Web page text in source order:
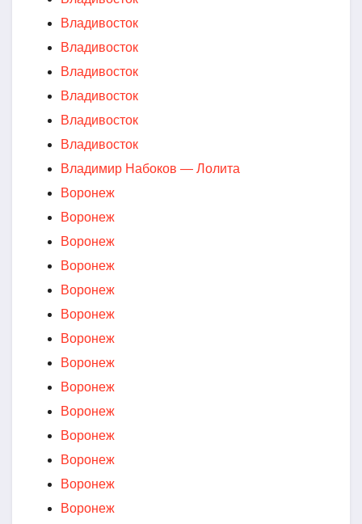
Владивосток
Владивосток
Владивосток
Владивосток
Владивосток
Владивосток
Владимир Набоков — Лолита
Воронеж
Воронеж
Воронеж
Воронеж
Воронеж
Воронеж
Воронеж
Воронеж
Воронеж
Воронеж
Воронеж
Воронеж
Воронеж
Воронеж